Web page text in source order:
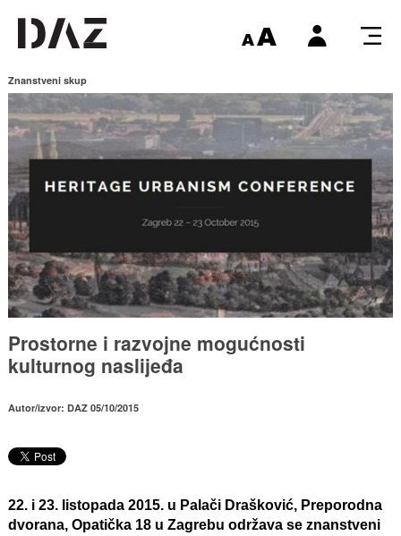
Znanstveni skup
Prostorne i razvojne mogućnosti
kulturnog naslijeđa
Autor/izvor: DAZ 05/10/2015
22. i 23. listopada 2015. u Palači Drašković, Preporodna
dvorana, Opatička 18 u Zagrebu održava se znanstveni